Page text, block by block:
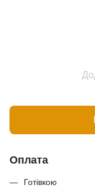
Оплата
Готівкою